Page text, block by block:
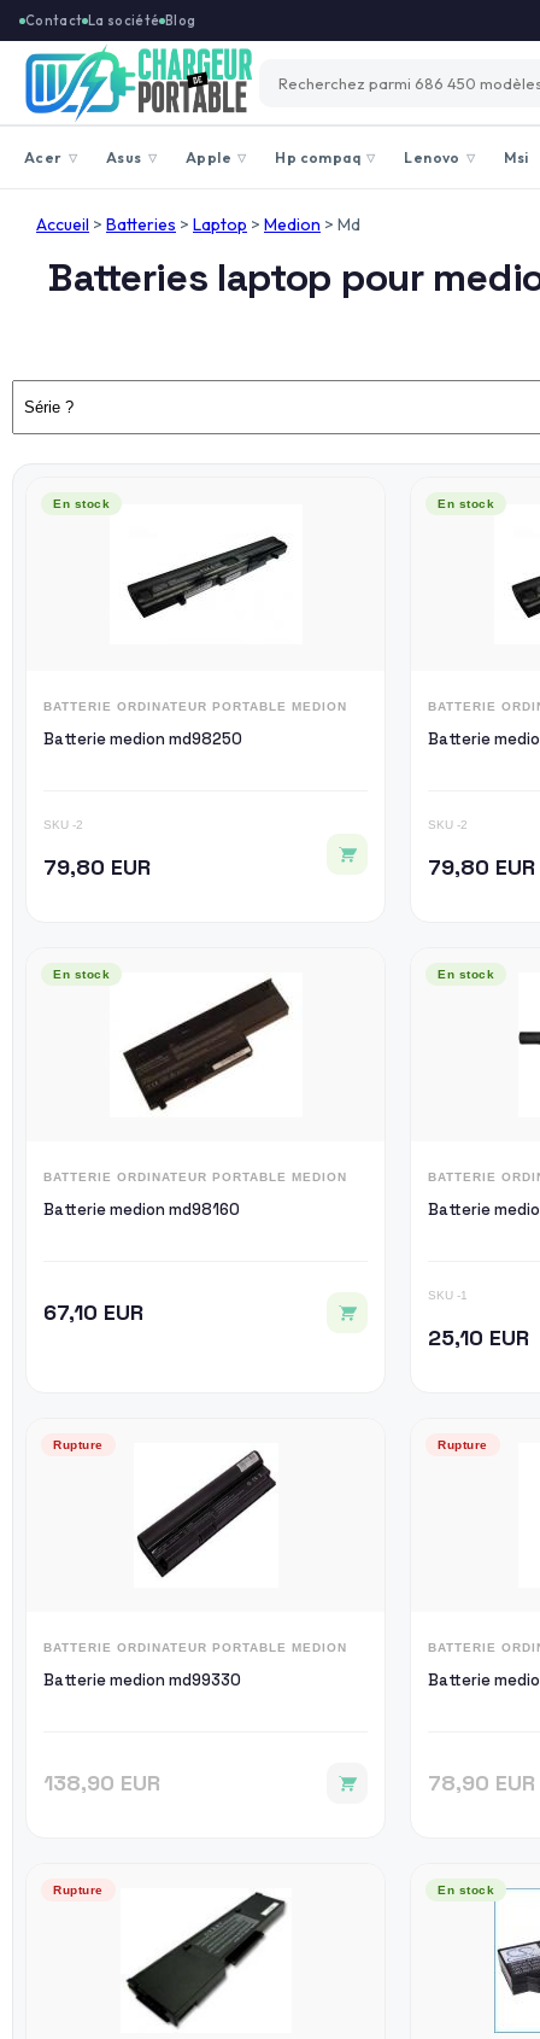
Contact La société Blog
Acer ▽ Asus ▽ Apple ▽ Hp compaq ▽ Lenovo ▽ Msi
Accueil > Batteries > Laptop > Medion > Md
Batteries laptop pour
En stock
BATTERIE ORDINATEUR PORTABLE MEDION
Batterie medion md98250
SKU -2
79,80 EUR
En stock
BATTERIE
Batterie
SKU -2
79,80 EUR
En stock
BATTERIE ORDINATEUR PORTABLE MEDION
Batterie medion md98160
67,10 EUR
En stock
BATTERIE
Batterie
SKU -1
25,10 EUR
Rupture
BATTERIE ORDINATEUR PORTABLE MEDION
Batterie medion md99330
138,90 EUR
Rupture
BATTERIE
Batterie
78,90 EUR
Rupture En stock